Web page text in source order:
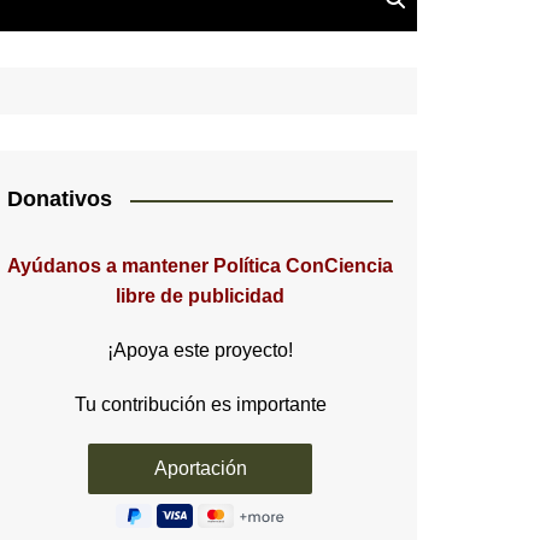
Donativos
Ayúdanos a mantener Política ConCiencia
libre de publicidad
¡Apoya este proyecto!
Tu contribución es importante